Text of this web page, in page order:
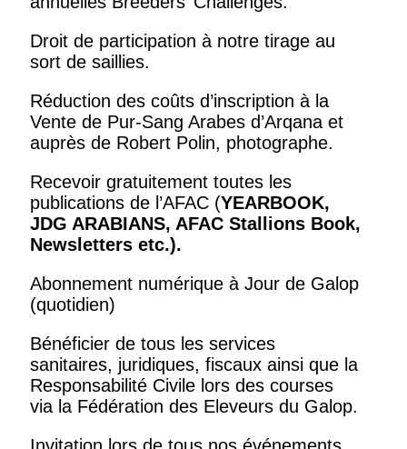
Droit de participation à notre tirage au
sort de saillies.
Réduction des coûts d’inscription à la
Vente de Pur-Sang Arabes d’Arqana et
auprès de Robert Polin, photographe.
Recevoir gratuitement toutes les
publications de l’AFAC (YEARBOOK,
JDG ARABIANS, AFAC Stallions Book,
Newsletters etc.).
Abonnement numérique à Jour de Galop
(quotidien)
Bénéficier de tous les services
sanitaires, juridiques, fiscaux ainsi que la
Responsabilité Civile lors des courses
via la Fédération des Eleveurs du Galop.